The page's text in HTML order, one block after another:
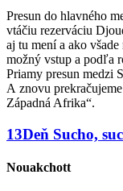
Presun do hlavného
vtáčiu rezerváciu
aj tu mení a ako
možný vstup a podľa
Priamy presun medzi
A znovu
Západná Afrika“.
13Deň Sucho,
Nouakchott